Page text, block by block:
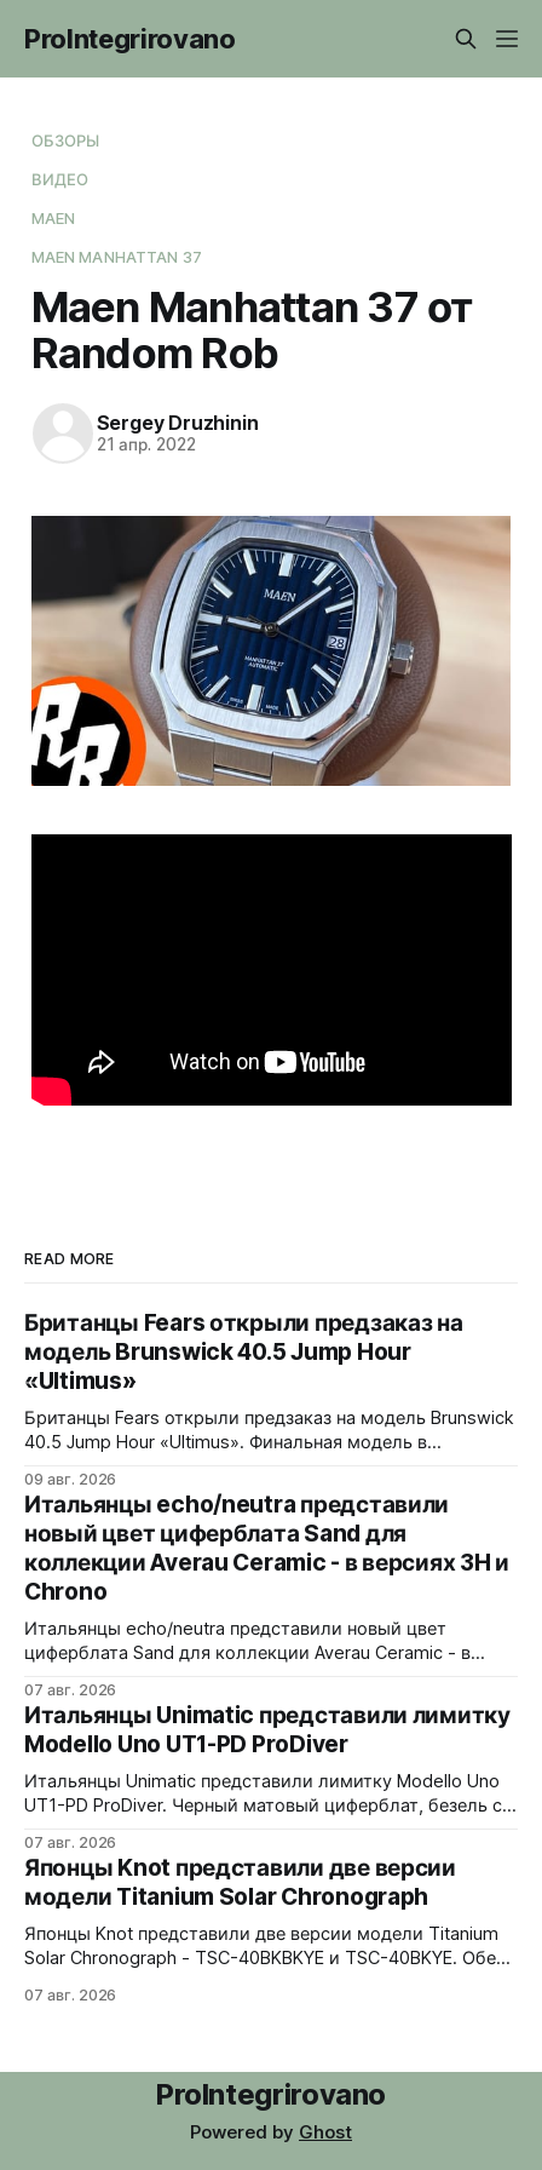
ProIntegrirovano
ОБЗОРЫ
ВИДЕО
MAEN
MAEN MANHATTAN 37
Maen Manhattan 37 от
Random Rob
Sergey Druzhinin
21 апр. 2022
READ MORE
Британцы Fears открыли предзаказ на
модель Brunswick 40.5 Jump Hour
«Ultimus»
Британцы Fears открыли предзаказ на модель Brunswick
40.5 Jump Hour «Ultimus». Финальная модель в
с Andrew Morgan. Прыгающий час реализован на модуле
JJ01 (разработка Christopher Ward) на базе Sellita SW200.
Циферблат собран из трех элементов, находящихся над
люминесцентным часовым диском: внешний - сапфир с
09 авг. 2026
Итальянцы echo/neutra представили
новый цвет циферблата Sand для
коллекции Averau Ceramic - в версиях 3H и
Chrono
Итальянцы echo/neutra представили новый цвет
циферблата Sand для коллекции Averau Ceramic - в
контрастирует с тёмным корпусом из матовой чёрной
керамики и титана Grade 2. Сапфировое стекло с
куполом, завинчивающаяся заводная головка,
водозащита 100 метров. Ремешки на выбор - чёрный
текстильный, чёрный веганский (BioVeg из
07 авг. 2026
Итальянцы Unimatic представили лимитку
Modello Uno UT1-PD ProDiver
Итальянцы Unimatic представили лимитку Modello Uno
UT1-PD ProDiver. Черный матовый циферблат, безель с
стекло 2,5 мм с антибликом. Крышка с гравировкой
дайверской маски. Соответствует стандарту MIL-STD-
810H. Водозащита 300 метров. 40x41,5 мм Seiko VH31A
кварц На черном каучуковом ремешке
07 авг. 2026
Японцы Knot представили две версии
модели Titanium Solar Chronograph
Японцы Knot представили две версии модели Titanium
Solar Chronograph - TSC-40BKBKYE и TSC-40BKYE. Обе
у TSC-40BKBKYE жёлтые акценты на чёрном
цвете. Часы продаются в комплекте с силиконовым
07 авг. 2026
ProIntegrirovano
Powered by Ghost